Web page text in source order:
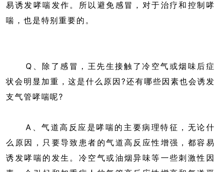
易诱发哮喘发作。所以避免感冒，对于治疗和控制哮
喘，也是特别重要的。
Q、除了感冒，王先生接触了冷空气或烟味后症
状会明显加重，这是什么原因?还有哪些因素也会诱发
支气管哮喘呢?
A、气道高反应是哮喘的主要病理特征，无论什
么原因，只要导致患者的气道高反应性增强，都容易
诱发哮喘的发生。冷空气或油烟异味等一些刺激性因